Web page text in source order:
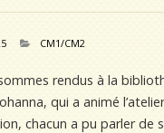
CM1/CM2
rendus à la
qui a animé
chacun a pu parler de